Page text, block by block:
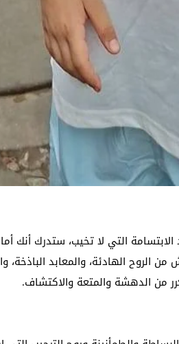
التي لا تخيب، ستدرك أنك
الروح الهادئة، والمعابد
من الدهشة والمتعة والاكتشاف.